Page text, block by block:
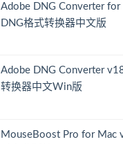
Adobe DNG Converter
DNG格式转换器中文版
Adobe DNG Converter
转换器中文Win版
MouseBoost Pro for Mac